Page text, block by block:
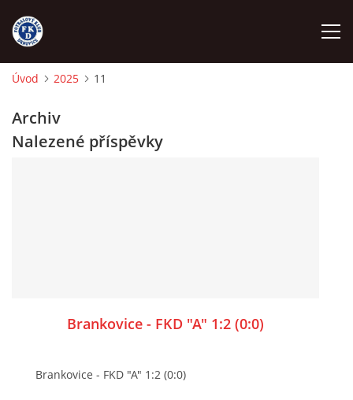
NÁBOR
MLADŠÍ ŽÁCI
Úvod 2025 11
Archiv
Nalezené příspěvky
Brankovice - FKD "A" 1:2 (0:0)
Brankovice - FKD "A" 1:2 (0:0)